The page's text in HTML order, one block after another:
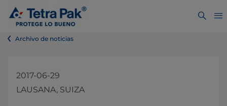
Archivo de noticias
2017-06-29
LAUSANA, SUIZA​​​